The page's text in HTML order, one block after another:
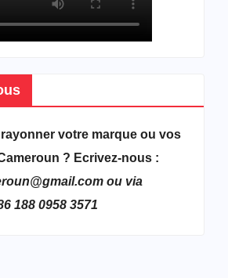
rayonner votre marque ou vos
? Ecrivez-nous :
ou via
188 0958 3571